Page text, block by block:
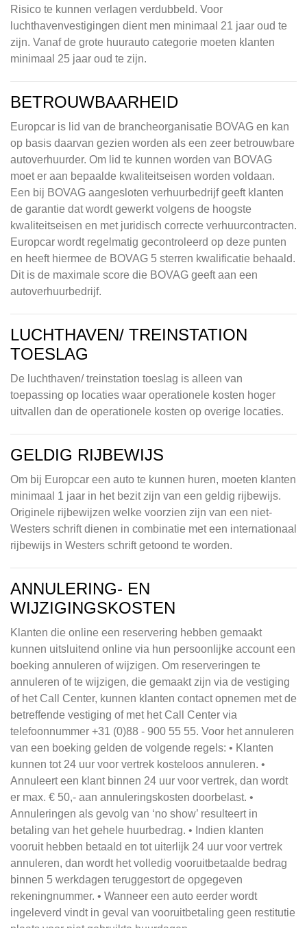
Risico te kunnen verlagen verdubbeld. Voor
luchthavenvestigingen dient men minimaal 21 jaar oud te
zijn. Vanaf de grote huurauto categorie moeten klanten
minimaal 25 jaar oud te zijn.
BETROUWBAARHEID
Europcar is lid van de brancheorganisatie BOVAG en kan
op basis daarvan gezien worden als een zeer betrouwbare
autoverhuurder. Om lid te kunnen worden van BOVAG
moet er aan bepaalde kwaliteitseisen worden voldaan.
Een bij BOVAG aangesloten verhuurbedrijf geeft klanten
de garantie dat wordt gewerkt volgens de hoogste
kwaliteitseisen en met juridisch correcte verhuurcontracten.
Europcar wordt regelmatig gecontroleerd op deze punten
en heeft hiermee de BOVAG 5 sterren kwalificatie behaald.
Dit is de maximale score die BOVAG geeft aan een
autoverhuurbedrijf.
LUCHTHAVEN/ TREINSTATION
TOESLAG
De luchthaven/ treinstation toeslag is alleen van
toepassing op locaties waar operationele kosten hoger
uitvallen dan de operationele kosten op overige locaties.
GELDIG RIJBEWIJS
Om bij Europcar een auto te kunnen huren, moeten klanten
minimaal 1 jaar in het bezit zijn van een geldig rijbewijs.
Originele rijbewijzen welke voorzien zijn van een niet-
Westers schrift dienen in combinatie met een internationaal
rijbewijs in Westers schrift getoond te worden.
ANNULERING- EN
WIJZIGINGSKOSTEN
Klanten die online een reservering hebben gemaakt
kunnen uitsluitend online via hun persoonlijke account een
boeking annuleren of wijzigen. Om reserveringen te
annuleren of te wijzigen, die gemaakt zijn via de vestiging
of het Call Center, kunnen klanten contact opnemen met de
betreffende vestiging of met het Call Center via
telefoonnummer +31 (0)88 - 900 55 55. Voor het annuleren
van een boeking gelden de volgende regels: • Klanten
kunnen tot 24 uur voor vertrek kosteloos annuleren. •
Annuleert een klant binnen 24 uur voor vertrek, dan wordt
er max. € 50,- aan annuleringskosten doorbelast. •
Annuleringen als gevolg van ‘no show’ resulteert in
betaling van het gehele huurbedrag. • Indien klanten
vooruit hebben betaald en tot uiterlijk 24 uur voor vertrek
annuleren, dan wordt het volledig vooruitbetaalde bedrag
binnen 5 werkdagen teruggestort de opgegeven
rekeningnummer. • Wanneer een auto eerder wordt
ingeleverd vindt in geval van vooruitbetaling geen restitutie